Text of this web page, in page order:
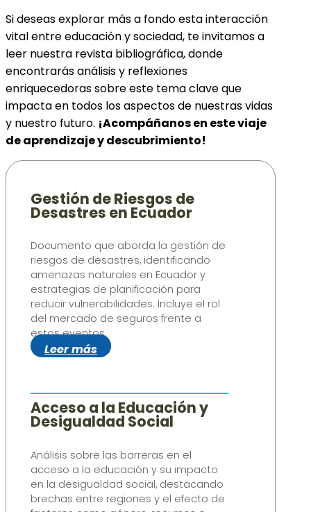
Si deseas explorar más a fondo esta interacción
vital entre educación y sociedad, te invitamos a
leer nuestra revista bibliográfica, donde
encontrarás análisis y reflexiones
enriquecedoras sobre este tema clave que
impacta en todos los aspectos de nuestras vidas
y nuestro futuro. ¡Acompáñanos en este viaje
de aprendizaje y descubrimiento!
Gestión de Riesgos de
Desastres en Ecuador
Documento que aborda la gestión de
riesgos de desastres, identificando
amenazas naturales en Ecuador y
estrategias de planificación para
reducir vulnerabilidades. Incluye el rol
del mercado de seguros frente a
estos eventos.
Leer más
Acceso a la Educación y
Desigualdad Social
Análisis sobre las barreras en el
acceso a la educación y su impacto
en la desigualdad social, destacando
brechas entre regiones y el efecto de